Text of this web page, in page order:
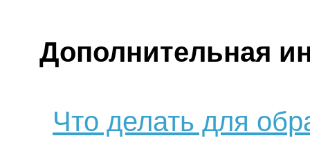
Дополнительная
Что делать для